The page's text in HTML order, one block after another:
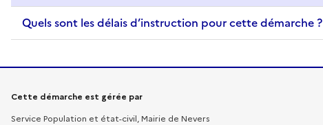
Quels sont les délais d’instruction pour cette démarche ?
Informations sur la démarche
Cette démarche est gérée par
Service Population et état-civil, Mairie de Nevers